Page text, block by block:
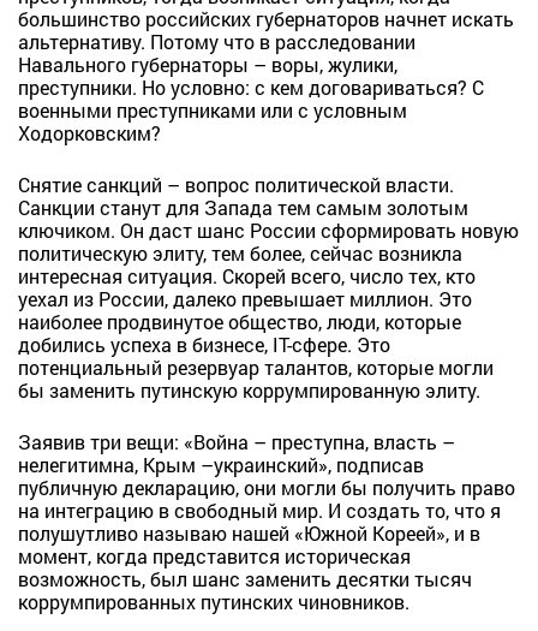
большинство российских губернаторов начнет искать
альтернативу. Потому что в расследовании
Навального губернаторы – воры, жулики,
преступники. Но условно: с кем договариваться? С
военными преступниками или с условным
Ходорковским?
Снятие санкций – вопрос политической власти.
Санкции станут для Запада тем самым золотым
ключиком. Он даст шанс России сформировать новую
политическую элиту, тем более, сейчас возникла
интересная ситуация. Скорей всего, число тех, кто
уехал из России, далеко превышает миллион. Это
наиболее продвинутое общество, люди, которые
добились успеха в бизнесе, ІТ-сфере. Это
потенциальный резервуар талантов, которые могли
бы заменить путинскую коррумпированную элиту.
Заявив три вещи: «Война – преступна, власть –
нелегитимна, Крым –украинский», подписав
публичную декларацию, они могли бы получить право
на интеграцию в свободный мир. И создать то, что я
полушутливо называю нашей «Южной Кореей», и в
момент, когда представится историческая
возможность, был шанс заменить десятки тысяч
коррумпированных путинских чиновников.